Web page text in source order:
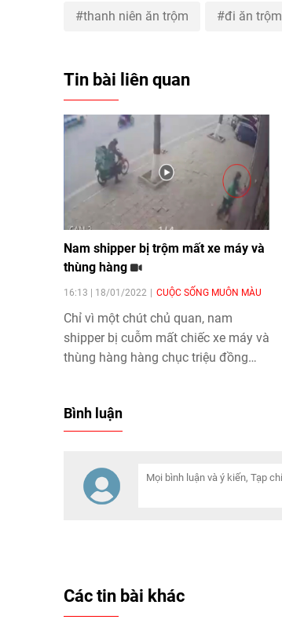
thanh niên ăn trộm đi ăn trộm
Tin bài liên quan
Nam shipper bị trộm mất xe máy và
thùng hàng
16:13 | 18/01/2022 CUỘC SỐNG MUÔN MÀU
Chỉ vì một chút chủ quan, nam
shipper bị cuỗm mất chiếc xe máy và
thùng hàng hàng chục triệu đồng
Bình luận
Các tin bài khác